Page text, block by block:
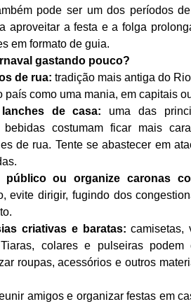
pode ser um dos períodos
aproveitar a festa e a folga
em formato de guia.
gastando pouco?
de rua:tradição mais antiga do
país como uma mania, em capitais
de casa: uma das
bebidas costumam ficar mais
de rua. Tente se abastecer em
público ou organize caronas
evite dirigir, fugindo dos
criativas e baratas: camisetas,
colares e pulseiras
roupas, acessórios e outros
amigos e organizar festas em